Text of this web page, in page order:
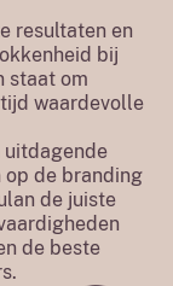
resultaten en
bij
staat om
waardevolle
uitdagende
de branding
de juiste
de beste